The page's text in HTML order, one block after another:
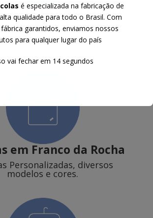
de TNTem Franco
da Rocha
TNT com alça em cordão de
ou poliester e ilhoses.
em Franco da Rocha
Personalizadas, diversos
modelos e cores.
é especializada na fabricação de
qualidade para todo o Brasil. Com
garantidos, enviamos nossos
para qualquer lugar do país
vai fechar em 13 segundos